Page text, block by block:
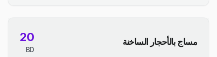
مساج بالأحجار الساخنة 20
BD